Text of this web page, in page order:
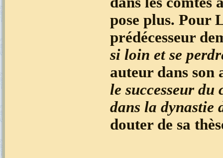
pose plus. Pour
prédécesseur
si loin et se
auteur dans
le successeur du
dans la dynastie
douter de sa